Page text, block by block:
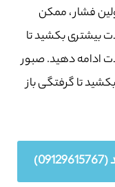
فشار ، ممکن
بیشتری بکشید تا
ادامه دهید. صبور
تا گرفتگی باز